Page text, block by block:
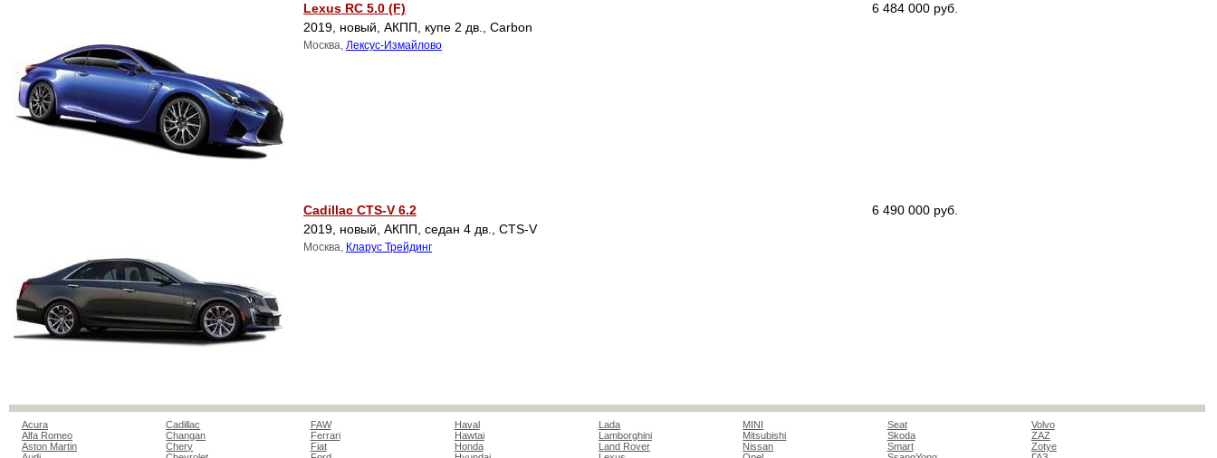
Lexus RC 5.0 (F)
6 484 000 руб.
2019, новый, АКПП, купе 2 дв., Carbon
Москва, Лексус-Измайлово
Cadillac CTS-V 6.2
6 490 000 руб.
2019, новый, АКПП, cедан 4 дв., CTS-V
Москва, Кларус Трейдинг
Acura
Alfa Romeo
Aston Martin
Cadillac
Changan
Chery
FAW
Ferrari
Fiat
Haval
Hawtai
Honda
Lada
Lamborghini
Land Rover
MINI
Mitsubishi
Nissan
Seat
Skoda
Smart
Volvo
ZAZ
Zotye